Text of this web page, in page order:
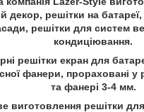
декор, решітки на
решітки для систем
кондиціювання.
решітки екран для
фанери, прораховані у
та фанері 3-4 мм.
виготовлення решітки